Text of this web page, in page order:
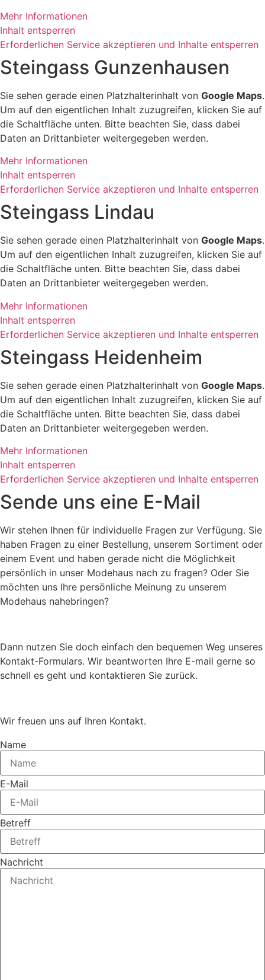
Mehr Informationen
Inhalt entsperren
Erforderlichen Service akzeptieren und Inhalte entsperren
Steingass Gunzenhausen
Sie sehen gerade einen Platzhalterinhalt von Google Maps.
Um auf den eigentlichen Inhalt zuzugreifen, klicken Sie auf
die Schaltfläche unten. Bitte beachten Sie, dass dabei
Daten an Drittanbieter weitergegeben werden.
Mehr Informationen
Inhalt entsperren
Erforderlichen Service akzeptieren und Inhalte entsperren
Steingass Lindau
Sie sehen gerade einen Platzhalterinhalt von Google Maps.
Um auf den eigentlichen Inhalt zuzugreifen, klicken Sie auf
die Schaltfläche unten. Bitte beachten Sie, dass dabei
Daten an Drittanbieter weitergegeben werden.
Mehr Informationen
Inhalt entsperren
Erforderlichen Service akzeptieren und Inhalte entsperren
Steingass Heidenheim
Sie sehen gerade einen Platzhalterinhalt von Google Maps.
Um auf den eigentlichen Inhalt zuzugreifen, klicken Sie auf
die Schaltfläche unten. Bitte beachten Sie, dass dabei
Daten an Drittanbieter weitergegeben werden.
Mehr Informationen
Inhalt entsperren
Erforderlichen Service akzeptieren und Inhalte entsperren
Sende uns eine E-Mail
Wir stehen Ihnen für individuelle Fragen zur Verfügung. Sie
haben Fragen zu einer Bestellung, unserem Sortiment oder
einem Event und haben gerade nicht die Möglichkeit
persönlich in unser Modehaus nach zu fragen? Oder Sie
möchten uns Ihre persönliche Meinung zu unserem
Modehaus nahebringen?
Dann nutzen Sie doch einfach den bequemen Weg unseres
Kontakt-Formulars. Wir beantworten Ihre E-mail gerne so
schnell es geht und kontaktieren Sie zurück.
Wir freuen uns auf Ihren Kontakt.
Name
E-Mail
Betreff
Nachricht